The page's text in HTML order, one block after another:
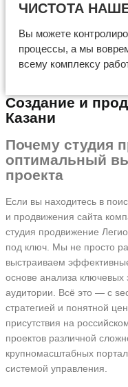
ЧИСТОТА
Вы можете
процессы, а мы
всему комплексу
Создание и
Казани
Почему студия
оптимальный
проекта
Если вы находитесь в
и продвижения сайта
студия продвижение
под ключ. Мы не просто
выстраиваем
основе анализа ключевых
аудитории. Всё это — с
стратегией и понятной
присутствия на
проектов различной
крупномасштабных
системой управления.